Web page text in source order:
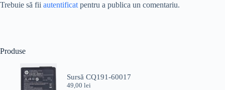
Trebuie să fii autentificat pentru a publica un comentariu.
Produse
Sursă CQ191-60017
49,00 lei